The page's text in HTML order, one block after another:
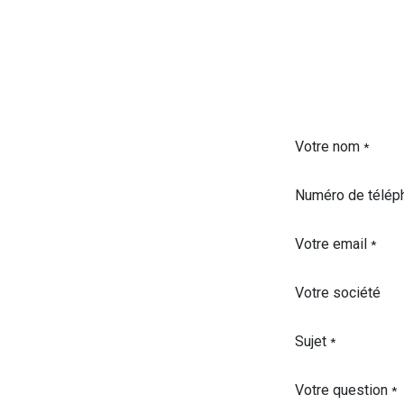
Votre nom *
Numéro de
Votre email *
Votre société
Sujet *
Votre question *